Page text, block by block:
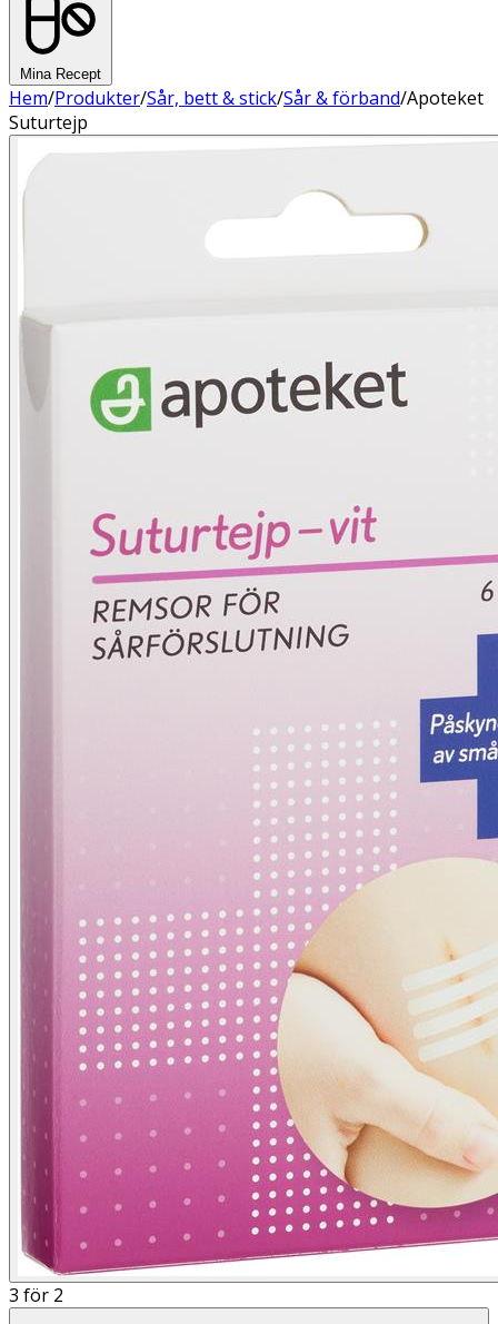
Mina Recept
Hem/Produkter/Sår, bett & stick/Sår & förband/Apoteket
Suturtejp
3 för 2